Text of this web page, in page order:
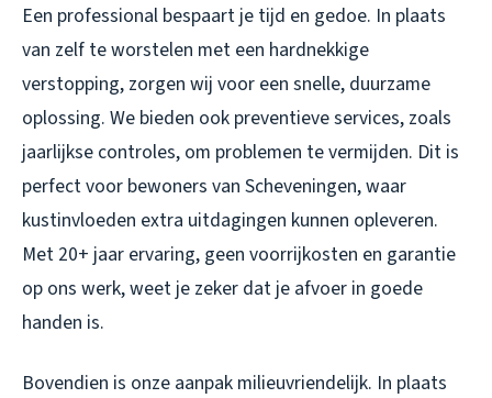
Een professional bespaart je tijd en gedoe. In plaats
van zelf te worstelen met een hardnekkige
verstopping, zorgen wij voor een snelle, duurzame
oplossing. We bieden ook preventieve services, zoals
jaarlijkse controles, om problemen te vermijden. Dit is
perfect voor bewoners van Scheveningen, waar
kustinvloeden extra uitdagingen kunnen opleveren.
Met 20+ jaar ervaring, geen voorrijkosten en garantie
op ons werk, weet je zeker dat je afvoer in goede
handen is.
Bovendien is onze aanpak milieuvriendelijk. In plaats